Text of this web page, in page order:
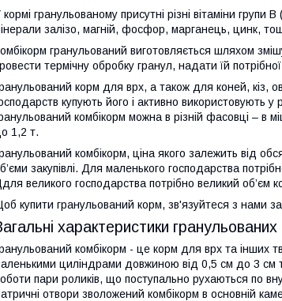
кормі гранульованому присутні різні вітаміни
залізо, магній, фосфор, марганець, цинк,
гранульований виготовляється шляхом
термічну обробку гранул, надати їй
корм для врх, а також для коней, кіз,
купують його і активно використовують у
комбікорм можна в різній фасовці – в
1,2 т.
комбікорм, ціна якого залежить від
закупівлі. Для маленького господарства
великого господарства потрібно великий об’єм
купити гранульований корм, зв'язуйтеся з нами
характеристики гранульованих
комбікорм - це корм для врх та інших
циліндрами довжиною від 0,5 см до 3 см
пари роликів, що поступально рухаються по
отвори зволожений комбікорм в основній